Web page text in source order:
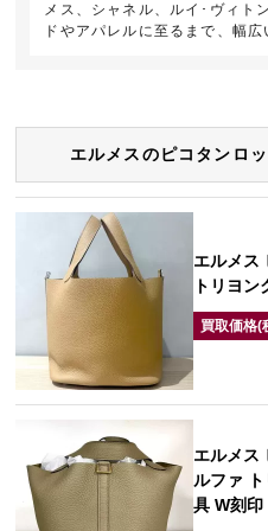
メス、シャネル、ルイ･ヴィト
ドやアパレルに至るまで、幅
エルメスのピコタンロ
エルメス
トリヨ
買取価格(
エルメス
ルファ
具 W刻印